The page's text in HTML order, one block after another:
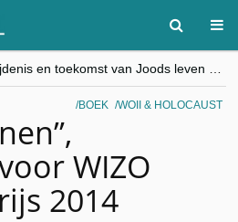
“Besnijdenisdebat toont hoe moeilijk seculiere Westen minderheden begrijpt”, Jinnih Beels (Vooruit)
CITYTRIP | ROEMENIË – Boekarest: de verrassing van Oost-Europa
BOEK WOII & HOLOCAUST
WIZO
2014